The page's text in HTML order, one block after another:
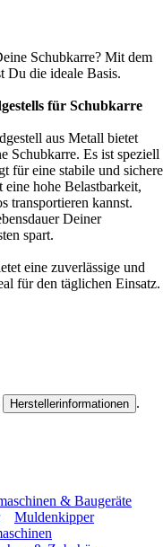
Schubkarre? Mit dem
Du die ideale Basis.
für Schubkarre
aus Metall bietet
Schubkarre. Es ist speziell
für eine stabile und sichere
hohe Belastbarkeit,
transportieren kannst.
Deiner
spart.
eine zuverlässige und
für den täglichen Einsatz.
Herstellerinformationen .
& Baugeräte
Muldenkipper